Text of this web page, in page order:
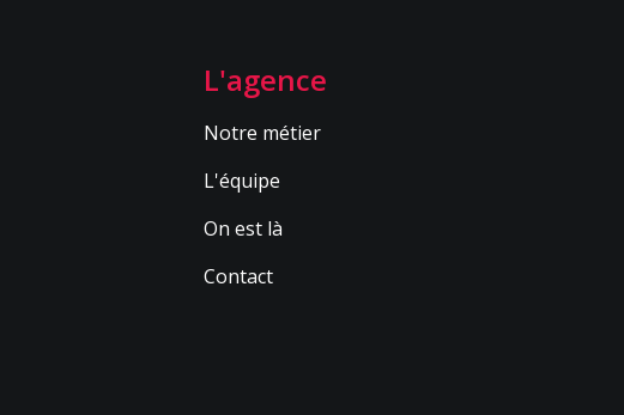
L'agence
Notre métier
L'équipe
On est là
Contact